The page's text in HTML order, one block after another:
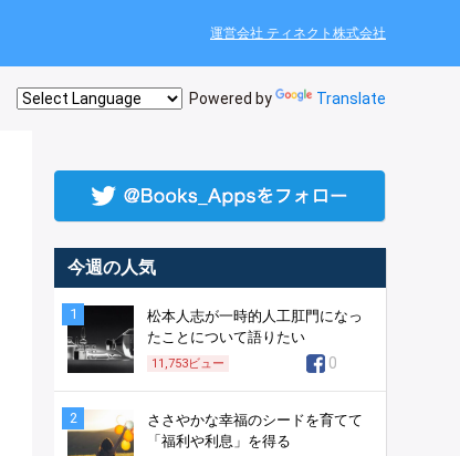
運営会社 ティネクト株式会社
Powered by Translate
今週の人気
1
松本人志が一時的人工肛門になっ
たことについて語りたい
11,753ビュー 0
2
ささやかな幸福のシードを育てて
「福利や利息」を得る